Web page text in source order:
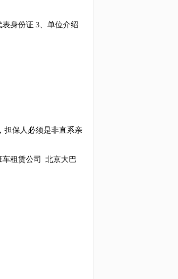
身份证 3、单位介绍
保人必须是非直系亲
租赁公司 北京大巴